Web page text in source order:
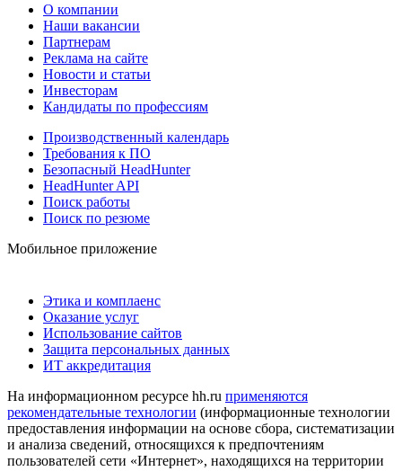
О компании
Наши вакансии
Партнерам
Реклама на сайте
Новости и статьи
Инвесторам
Кандидаты по профессиям
Производственный календарь
Требования к ПО
Безопасный HeadHunter
HeadHunter API
Поиск работы
Поиск по резюме
Мобильное приложение
Этика и комплаенс
Оказание услуг
Использование сайтов
Защита персональных данных
ИТ аккредитация
На информационном ресурсе hh.ru применяются
рекомендательные технологии (информационные технологии
предоставления информации на основе сбора, систематизации
и анализа сведений, относящихся к предпочтениям
пользователей сети «Интернет», находящихся на территории